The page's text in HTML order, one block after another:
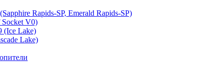
Rapids-SP, Emerald Rapids-SP)
V0)
(Ice Lake)
Lake)